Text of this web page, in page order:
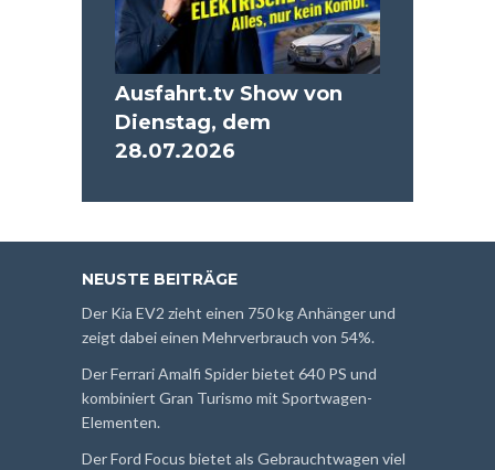
Ausfahrt.tv Show von
Dienstag, dem
28.07.2026
NEUSTE BEITRÄGE
Der Kia EV2 zieht einen 750 kg Anhänger und
zeigt dabei einen Mehrverbrauch von 54%.
Der Ferrari Amalfi Spider bietet 640 PS und
kombiniert Gran Turismo mit Sportwagen-
Elementen.
Der Ford Focus bietet als Gebrauchtwagen viel